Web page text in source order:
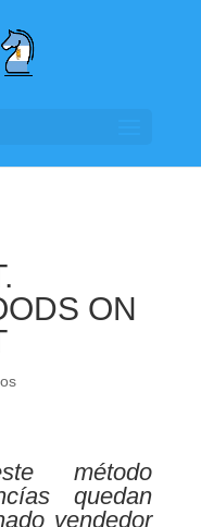
ON
método
quedan
vendedor